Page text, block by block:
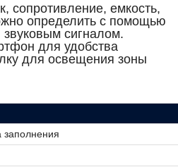
сопротивление, емкость,
определить с помощью
звуковым сигналом.
для удобства
для освещения зоны
заполнения